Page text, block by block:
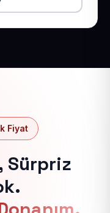
Fiyat
Sürpriz